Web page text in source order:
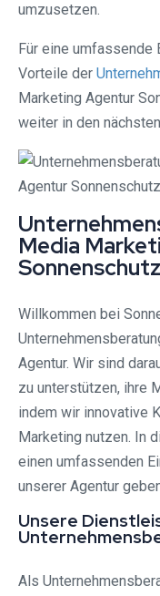
umzusetzen.
Für eine umfassende
Vorteile der
Marketing Agentur
weiter in den
Media
Willkommen bei
Agentur. Wir sind
zu unterstützen, ihre
indem wir innovative
Marketing nutzen. In
einen umfassenden
unserer Agentur
Unsere
Als